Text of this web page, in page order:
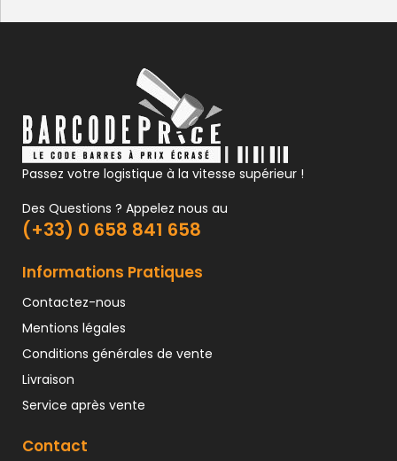
Passez votre logistique à la vitesse supérieur !
Des Questions ? Appelez nous au
(+33) 0 658 841 658
Informations Pratiques
Contactez-nous
Mentions légales
Conditions générales de vente
Livraison
Service après vente
Contact